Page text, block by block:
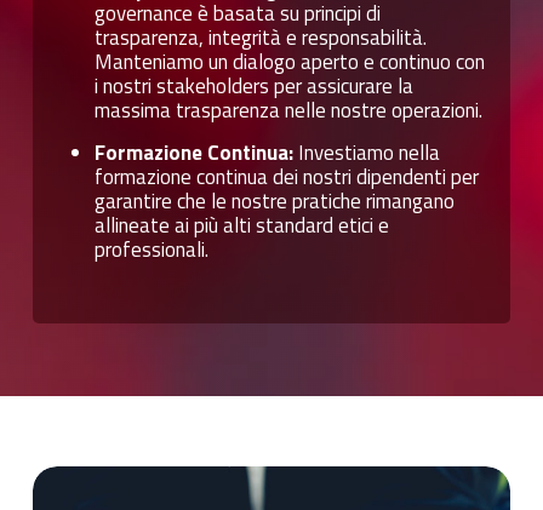
governance è basata su principi di
trasparenza, integrità e responsabilità.
Manteniamo un dialogo aperto e continuo con
i nostri stakeholders per assicurare la
massima trasparenza nelle nostre operazioni.
Formazione Continua:Investiamo nella
formazione continua dei nostri dipendenti per
garantire che le nostre pratiche rimangano
allineate ai più alti standard etici e
professionali.